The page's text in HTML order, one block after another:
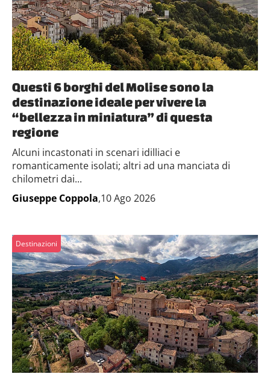
Questi 6 borghi del Molise sono la
destinazione ideale per vivere la
“bellezza in miniatura” di questa
regione
Alcuni incastonati in scenari idilliaci e
romanticamente isolati; altri ad una manciata di
chilometri dai...
Giuseppe Coppola,10 Ago 2026
Destinazioni